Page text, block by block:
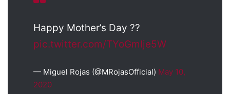
Happy Mother’s Day ??
pic.twitter.com/TYoGmlje5W
— Miguel Rojas (@MRojasOfficial) May 10,
2020